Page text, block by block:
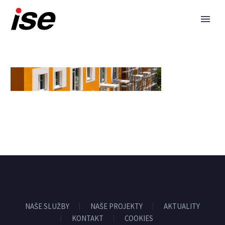
NAŠE SLUŽBY NAŠE PROJEKTY
AKTUALITY
KONTAKT
COOKIES